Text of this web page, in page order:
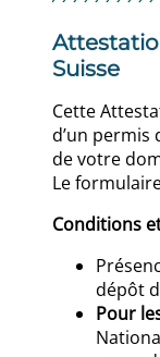
Suisse
Cette
d’un permis
de votre
Le
Conditions
dépôt
Pour